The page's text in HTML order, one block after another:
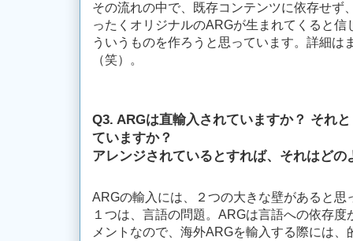
その流れの中で、既存コンテンツに依存せず
ったくオリジナルのARGが生まれてくると
ういうものを作ろうと思っています。詳細は
（笑）。
Q3. ARGは直輸入されていますか？ それ
ていますか？
アレンジされているとすれば、それはどの
ARGの輸入には、２つの大きな壁があると思
１つは、言語の問題。ARGは言語への依存
メントなので、海外ARGを輸入する際には